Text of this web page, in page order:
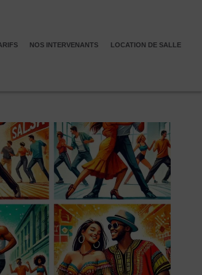
NOS INTERVENANTS LOCATION DE SALLE